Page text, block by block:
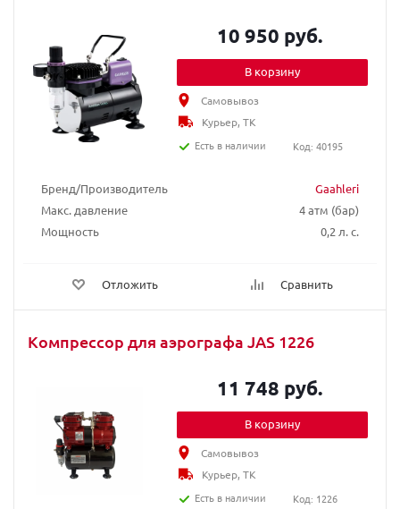
Бренд/Производитель
Gaahleri
Макс. давление
4 атм (бар)
Мощность
0,2 л. с.
Отложить Сравнить
10 950 руб.
В корзину
Самовывоз
Курьер, ТК
Есть в наличии
Код: 40195
Компрессор для аэрографа JAS 1226
11 748 руб.
В корзину
Самовывоз
Курьер, ТК
Есть в наличии
Код: 1226